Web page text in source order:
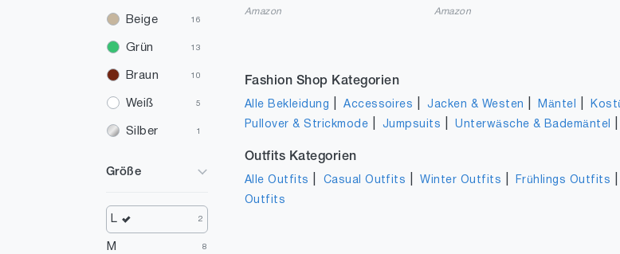
Beige 16
Grün 13
Braun 10
Weiß 5
Silber 1
Größe
L 2
M 8
Amazon Amazon
Fashion Shop Kategorien
Alle Bekleidung |Accessoires |Jacken & Westen Mäntel
Pullover & Strickmode |Jumpsuits |Unterwäsche & Bademäntel
Outfits Kategorien
Alle Outfits Casual Outfits |Winter Outfits Frühlings Outfits
Outfits